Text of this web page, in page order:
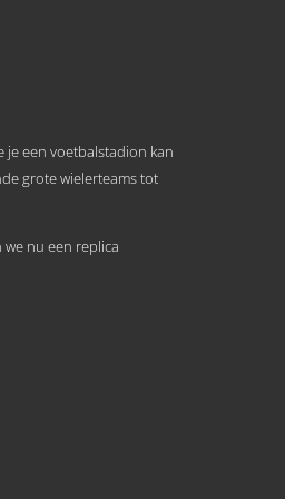
je een voetbalstadion kan
grote wielerteams tot
we nu een replica